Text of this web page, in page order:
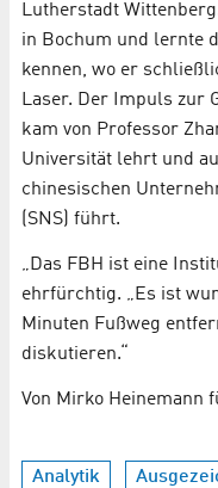
Lutherstadt
in Bochum und lernte
kennen, wo er
Laser. Der Impuls zur
kam von Professor
Universität lehrt und
chinesischen
(SNS) führt.
„Das FBH ist eine
ehrfürchtig. „Es ist
Minuten Fußweg
diskutieren.“
Von Mirko Heinemann
Analytik